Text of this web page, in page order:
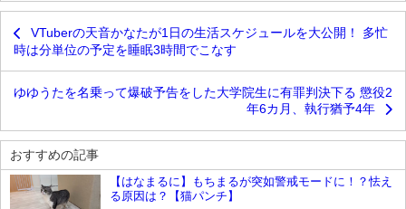
VTuberの天音かなたが1日の生活スケジュールを大公開！ 多忙
時は分単位の予定を睡眠3時間でこなす
ゆゆうたを名乗って爆破予告をした大学院生に有罪判決下る 懲役2
年6カ月、執行猶予4年
おすすめの記事
【はなまるに】もちまるが突如警戒モードに！？怯え
る原因は？【猫パンチ】